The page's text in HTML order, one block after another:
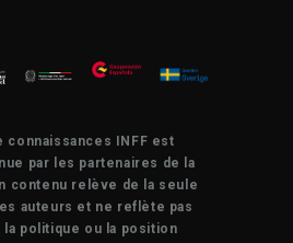
connaissances INFF est
par les partenaires de la
contenu relève de la seule
auteurs et ne reflète pas
politique ou la position